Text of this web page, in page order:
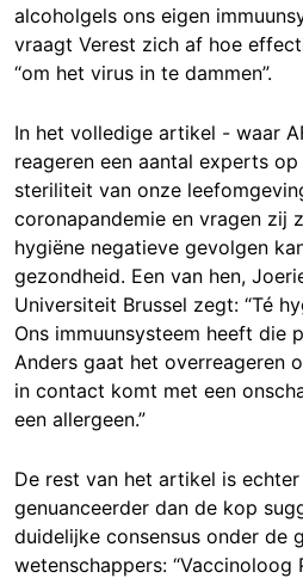
alcoholgels ons eigen
vraagt ​​Verest zich af hoe
“om het virus in te dammen”.
In het volledige artikel - waar
reageren een aantal experts
steriliteit van onze
coronapandemie en vragen zij
hygiëne negatieve gevolgen
gezondheid. Een van hen,
Universiteit Brussel zegt: “Té
Ons immuunsysteem heeft die
Anders gaat het overreageren
in contact komt met een
een allergeen.”
De rest van het artikel is
genuanceerder dan de kop
duidelijke consensus onder de
wetenschappers: “Vaccinoloog